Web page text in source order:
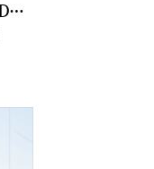
[추천대외활동] 2026년 도민PD 및 충북미디어크리에이터 (~02.11.수 14시까지)